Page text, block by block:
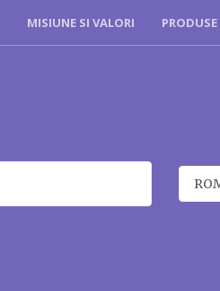
MISIUNE SI VALORI PRODUSE